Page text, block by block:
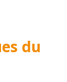
du